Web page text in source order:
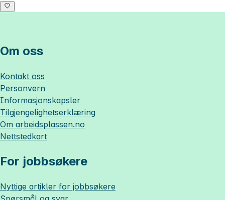
Om oss
Kontakt oss
Personvern
Informasjonskapsler
Tilgjengelighetserklæring
Om arbeidsplassen.no
Nettstedkart
For jobbsøkere
Nyttige artikler for jobbsøkere